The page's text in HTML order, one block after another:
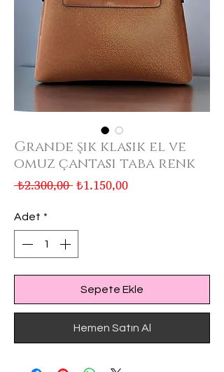
Grande şık klasik el ve
omuz çantası taba renk
₺2.300,00 Normal
₺1.150,00İndirimli
Adet *
Sepete Ekle
Hemen Satın Al